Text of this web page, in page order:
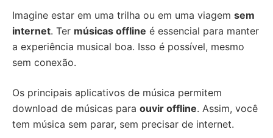
Imagine estar em uma trilha ou em uma viagem sem
internet. Ter músicas offline é essencial para manter
a experiência musical boa. Isso é possível, mesmo
sem conexão.
Os principais aplicativos de música permitem
download de músicas para ouvir offline. Assim, você
tem música sem parar, sem precisar de internet.